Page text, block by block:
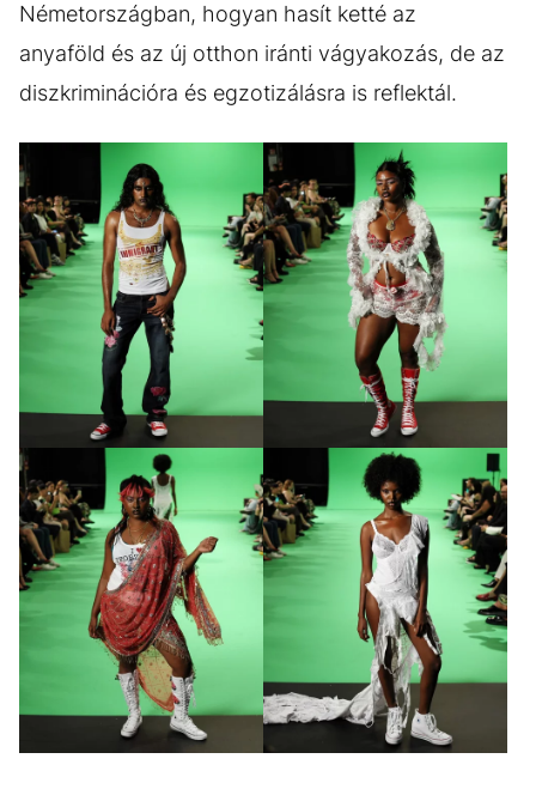
Németországban, hogyan hasít ketté az
anyaföld és az új otthon iránti vágyakozás, de az
diszkriminációra és egzotizálásra is reflektál.